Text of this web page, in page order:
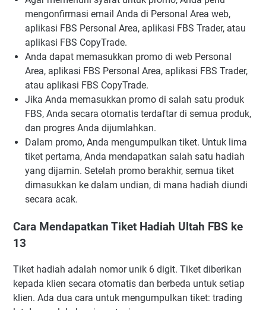
mengonfirmasi email Anda di Personal Area web,
aplikasi FBS Personal Area, aplikasi FBS Trader, atau
aplikasi FBS CopyTrade.
Anda dapat memasukkan promo di web Personal
Area, aplikasi FBS Personal Area, aplikasi FBS Trader,
atau aplikasi FBS CopyTrade.
Jika Anda memasukkan promo di salah satu produk
FBS, Anda secara otomatis terdaftar di semua produk,
dan progres Anda dijumlahkan.
Dalam promo, Anda mengumpulkan tiket. Untuk lima
tiket pertama, Anda mendapatkan salah satu hadiah
yang dijamin. Setelah promo berakhir, semua tiket
dimasukkan ke dalam undian, di mana hadiah diundi
secara acak.
Cara Mendapatkan Tiket Hadiah Ultah FBS ke
13
Tiket hadiah adalah nomor unik 6 digit. Tiket diberikan
kepada klien secara otomatis dan berbeda untuk setiap
klien. Ada dua cara untuk mengumpulkan tiket: trading